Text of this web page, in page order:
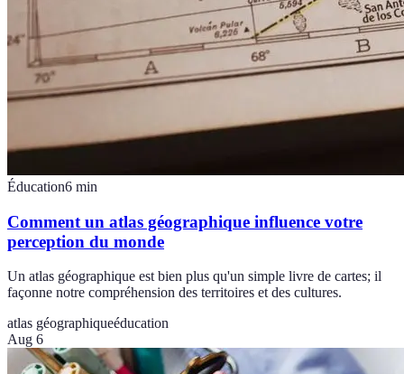
Éducation6 min
Comment un atlas géographique influence votre
perception du monde
Un atlas géographique est bien plus qu'un simple livre de cartes; il
façonne notre compréhension des territoires et des cultures.
atlas géographiqueéducation
Aug 6